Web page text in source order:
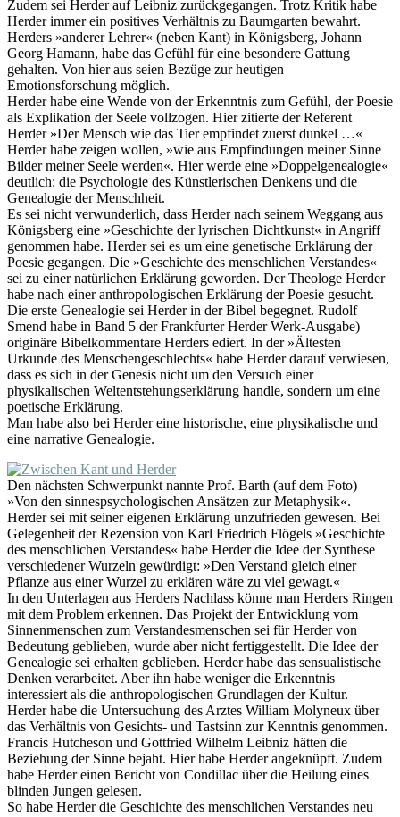
Zudem sei Herder auf Leibniz zurückgegangen. Trotz Kritik habe
Herder immer ein positives Verhältnis zu Baumgarten bewahrt.
Herders »anderer Lehrer« (neben Kant) in Königsberg, Johann
Georg Hamann, habe das Gefühl für eine besondere Gattung
gehalten. Von hier aus seien Bezüge zur heutigen
Emotionsforschung möglich.
Herder habe eine Wende von der Erkenntnis zum Gefühl, der Poesie
als Explikation der Seele vollzogen. Hier zitierte der Referent
Herder »Der Mensch wie das Tier empfindet zuerst dunkel …«
Herder habe zeigen wollen, »wie aus Empfindungen meiner Sinne
Bilder meiner Seele werden«. Hier werde eine »Doppelgenealogie«
deutlich: die Psychologie des Künstlerischen Denkens und die
Genealogie der Menschheit.
Es sei nicht verwunderlich, dass Herder nach seinem Weggang aus
Königsberg eine »Geschichte der lyrischen Dichtkunst« in Angriff
genommen habe. Herder sei es um eine genetische Erklärung der
Poesie gegangen. Die »Geschichte des menschlichen Verstandes«
sei zu einer natürlichen Erklärung geworden. Der Theologe Herder
habe nach einer anthropologischen Erklärung der Poesie gesucht.
Die erste Genealogie sei Herder in der Bibel begegnet. Rudolf
Smend habe in Band 5 der Frankfurter Herder Werk-Ausgabe)
originäre Bibelkommentare Herders ediert. In der »Ältesten
Urkunde des Menschengeschlechts« habe Herder darauf verwiesen,
dass es sich in der Genesis nicht um den Versuch einer
physikalischen Weltentstehungserklärung handle, sondern um eine
poetische Erklärung.
Man habe also bei Herder eine historische, eine physikalische und
eine narrative Genealogie.
Den nächsten Schwerpunkt nannte Prof. Barth (auf dem Foto)
»Von den sinnespsychologischen Ansätzen zur Metaphysik«.
Herder sei mit seiner eigenen Erklärung unzufrieden gewesen. Bei
Gelegenheit der Rezension von Karl Friedrich Flögels »Geschichte
des menschlichen Verstandes« habe Herder die Idee der Synthese
verschiedener Wurzeln gewürdigt: »Den Verstand gleich einer
Pflanze aus einer Wurzel zu erklären wäre zu viel gewagt.«
In den Unterlagen aus Herders Nachlass könne man Herders Ringen
mit dem Problem erkennen. Das Projekt der Entwicklung vom
Sinnenmenschen zum Verstandesmenschen sei für Herder von
Bedeutung geblieben, wurde aber nicht fertiggestellt. Die Idee der
Genealogie sei erhalten geblieben. Herder habe das sensualistische
Denken verarbeitet. Aber ihn habe weniger die Erkenntnis
interessiert als die anthropologischen Grundlagen der Kultur.
Herder habe die Untersuchung des Arztes William Molyneux über
das Verhältnis von Gesichts- und Tastsinn zur Kenntnis genommen.
Francis Hutcheson und Gottfried Wilhelm Leibniz hätten die
Beziehung der Sinne bejaht. Hier habe Herder angeknüpft. Zudem
habe Herder einen Bericht von Condillac über die Heilung eines
blinden Jungen gelesen.
So habe Herder die Geschichte des menschlichen Verstandes neu